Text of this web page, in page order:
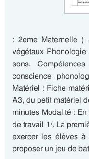
: 2eme Maternelle )
végétaux
sons.
conscience
Matériel : Fiche
A3, du petit matériel
minutes Modalité :
de travail 1/. La
exercer les élèves à
proposer un jeu de